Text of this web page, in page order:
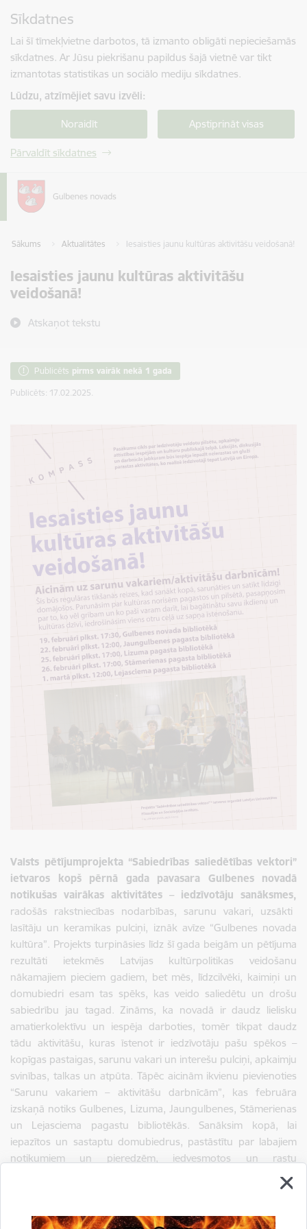
Sīkdatnes
Lai šī tīmekļvietne darbotos, tā izmanto obligāti nepieciešamās
sīkdatnes. Ar Jūsu piekrišanu papildus šajā vietnē var tikt
izmantotas statistikas un sociālo mediju sīkdatnes.
Lūdzu, atzīmējiet savu izvēli:
Noraidīt Apstiprināt visas
Pārvaldīt sīkdatnes
Sākums Aktualitātes Iesaisties jaunu kultūras aktivitāšu veidošanā!
Iesaisties jaunu kultūras aktivitāšu
veidošanā!
Atskaņot tekstu
Publicēts pirms vairāk nekā 1 gada
Publicēts: 17.02.2025.
Valsts pētījumprojekta “Sabiedrības saliedētības vektori”
ietvaros kopš pērnā gada pavasara Gulbenes novadā
notikušas vairākas aktivitātes – iedzīvotāju sanāksmes,
radošās rakstniecības nodarbības, sarunu vakari, uzsākti
lasītāju un keramikas pulciņi, iznāk avīze “Gulbenes novada
kultūra”. Projekts turpināsies līdz šī gada beigām un pētījuma
rezultāti ietekmēs Latvijas kultūrpolitikas veidošanu
nākamajiem pieciem gadiem, bet mēs, līdzcilvēki, kaimiņi un
domubiedri esam tas spēks, kas veido saliedētu un drošu
sabiedrību jau tagad. Zināms, ka novadā ir daudz lielisku
amatierkolektīvu un iespēja darboties, tomēr tikpat daudz
tādu aktivitāšu, kuras īstenot ir iedzīvotāju pašu spēkos –
kopīgas pastaigas, sarunu vakari un interešu pulciņi, apkaimju
svinības, talkas un atpūta. Tāpēc aicinām ikvienu pievienoties
“Sarunu vakariem – aktivitāšu darbnīcām”, kas februāra
izskaņā notiks Gulbenes, Lizuma, Jaungulbenes, Stāmerienas
un Lejasciema pagastu bibliotēkās. Sanāksim kopā, lai
iepazītos un sastaptu domubiedrus, pastāstītu par labajiem
notikumiem un pieredzēm, iedvesmotos un rastu